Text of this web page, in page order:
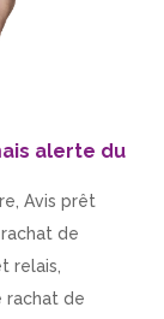
alerte du
,Avis prêt
de
relais
rachat de